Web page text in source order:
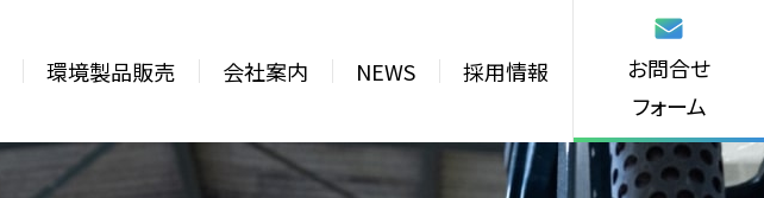
環境製品販売 会社案内 NEWS 採用情報
お問合せ
フォーム